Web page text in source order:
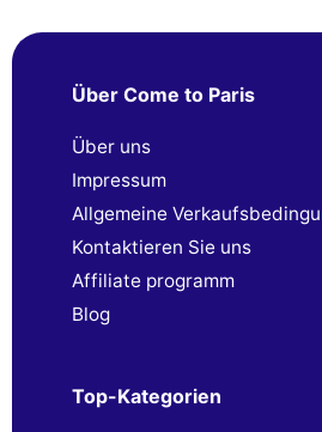
Über Come to Paris
Über uns
Impressum
Allgemeine
Kontaktieren Sie uns
Affiliate programm
Blog
Top-Kategorien